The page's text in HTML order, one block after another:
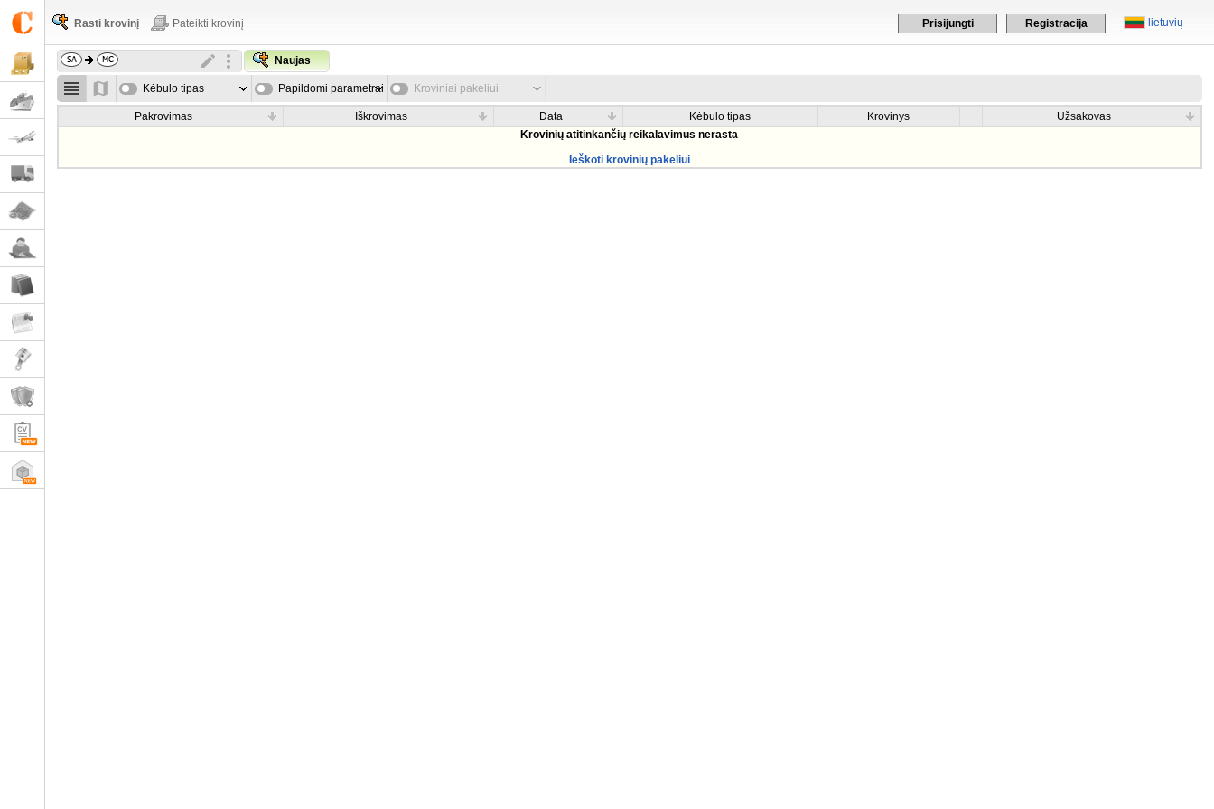
lietuvių
Prisijungti Registracija
Rasti krovinį Pateikti krovinį
Naujas
Kėbulo tipas Papildomi parametrai Kroviniai pakeliui
Pakrovimas Iškrovimas Data Kėbulo tipas Krovinys
Užsakovas
Krovinių atitinkančių reikalavimus nerasta
Ieškoti krovinių pakeliui